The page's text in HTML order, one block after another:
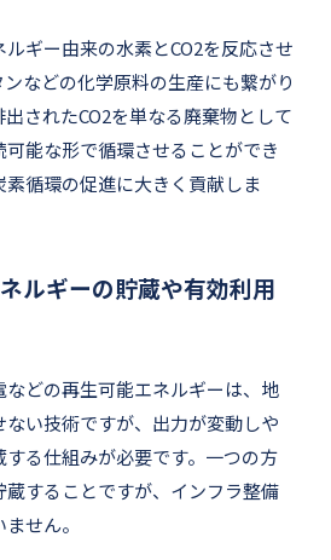
ギー由来の水素とCO2を反応させ
などの化学原料の生産にも繋がり
されたCO2を単なる廃棄物として
能な形で循環させることができ
循環の促進に大きく貢献しま
ルギーの貯蔵や有効利用
どの再生可能エネルギーは、地
い技術ですが、出力が変動しや
る仕組みが必要です。一つの方
することですが、インフラ整備
せん。